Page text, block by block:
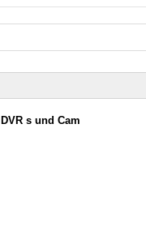
DVR s und Cam